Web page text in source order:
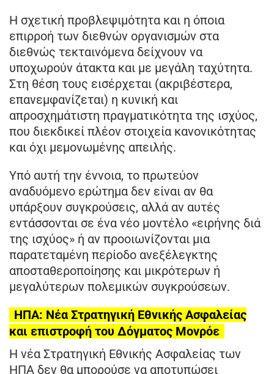
Η σχετική προβλεψιμότητα και η όποια
επιρροή των διεθνών οργανισμών στα
διεθνώς τεκταινόμενα δείχνουν να
υποχωρούν άτακτα και με μεγάλη ταχύτητα.
Στη θέση τους εισέρχεται (ακριβέστερα,
επανεμφανίζεται) η κυνική και
απροσχημάτιστη πραγματικότητα της ισχύος,
που διεκδικεί πλέον στοιχεία κανονικότητας
και όχι μεμονωμένης απειλής.
Υπό αυτή την έννοια, το πρωτεύον
αναδυόμενο ερώτημα δεν είναι αν θα
υπάρξουν συγκρούσεις, αλλά αν αυτές
εντάσσονται σε ένα νέο μοντέλο «ειρήνης διά
της ισχύος» ή αν προοιωνίζονται μια
παρατεταμένη περίοδο ανεξέλεγκτης
αποσταθεροποίησης και μικρότερων ή
μεγαλύτερων πολεμικών συγκρούσεων.
ΗΠΑ: Νέα Στρατηγική Εθνικής Ασφαλείας
και επιστροφή του Δόγματος Μονρόε
Η νέα Στρατηγική Εθνικής Ασφαλείας των
ΗΠΑ δεν θα μπορούσε να αποτυπώσει